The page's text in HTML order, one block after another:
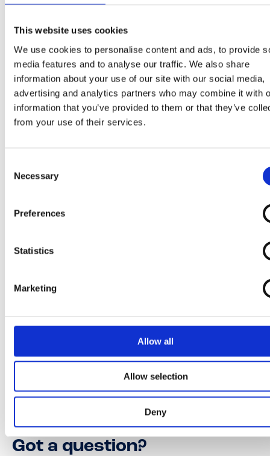
This website uses cookies
We use cookies to personalise content and ads, to provide
media features and to analyse our traffic. We also share
information about your use of our site with our social media,
advertising and analytics partners who may combine it with
information that you’ve provided to them or that they’ve
from your use of their services.
Selection
Necessary
Preferences
Statistics
Marketing
Allow all
Allow selection
Deny
amandelnougat (suiker, volle melkpoeder, cacaoboter,
emulgator (sojalecithine), eiwit, aroma), weipoeder
(melk), cacaomassa, magere cacao 2%, magere
melkpoeder, gehakte amandelen, lactose,
(mono- en diglyceriden van vetzuren, sojalecithinen,
E476), stabilisatoren (johannesbroodpitmeel,
guarpitmeel), eiwit, aroma’s. Kan bevatten: andere
noten, aardnoten, gluten. Kan harde stukjes
Got a question?